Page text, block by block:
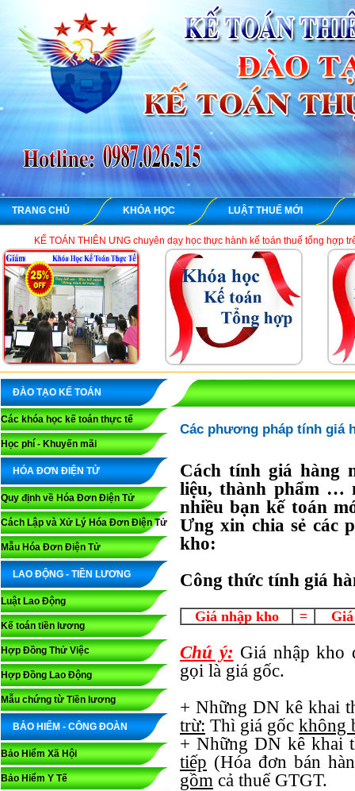
TRANG CHỦ KHÓA HỌC LUẬT THUẾ MỚI
KẾ TOÁN THIÊN ƯNG chuyên dạy học thực hành kế toán
ĐÀO TẠO KẾ TOÁN
Các khóa học kế toán thực tế
Học phí - Khuyến mãi
HÓA ĐƠN ĐIỆN TỬ
Quy định về Hóa Đơn Điện Tử
Cách Lập và Xử Lý Hóa Đơn Điện Tử
Mẫu Hóa Đơn Điện Tử
LAO ĐỘNG - TIỀN LƯƠNG
Luật Lao Động
Kế toán tiền lương
Hợp Đồng Thử Việc
Hợp Đồng Lao Động
Mẫu chứng từ Tiền lương
BẢO HIỂM - CÔNG ĐOÀN
Bảo Hiểm Xã Hội
Bảo Hiểm Y Tế
Các phương pháp tính giá
Cách tính giá hàng
liệu, thành phẩm …
nhiều bạn kế toán
Ưng xin chia sẻ các
kho:
Công thức tính giá
Giá nhập kho =
Chú ý: Giá nhập kho
gọi là giá gốc.
+ Những DN kê khai
trừ: Thì giá gốc không
+ Những DN kê khai
tiếp (Hóa đơn bán
gồm cả thuế GTGT.